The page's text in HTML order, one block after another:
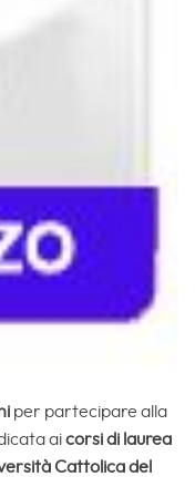
per partecipare alla
aicorsi di laurea
Cattolica del